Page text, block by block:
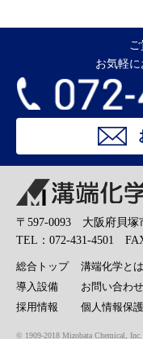
お気軽
〒597-0093 大阪府貝塚
TEL：072-431-4501
総合トップ
導入設備
採用情報
溝端化学とは
お問い合わせ
個人情報保
© 1909-2018 Mizobata Chemical, Inc.